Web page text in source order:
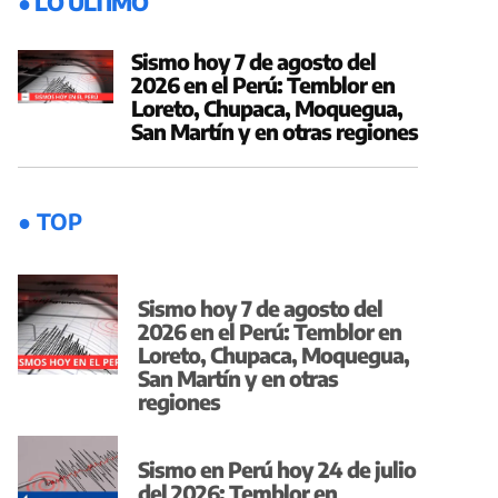
Sismo hoy 7 de agosto del
2026 en el Perú: Temblor en
Loreto, Chupaca, Moquegua,
San Martín y en otras regiones
● TOP
Sismo hoy 7 de agosto del
2026 en el Perú: Temblor en
Loreto, Chupaca, Moquegua,
San Martín y en otras
regiones
Sismo en Perú hoy 24 de julio
del 2026: Temblor en